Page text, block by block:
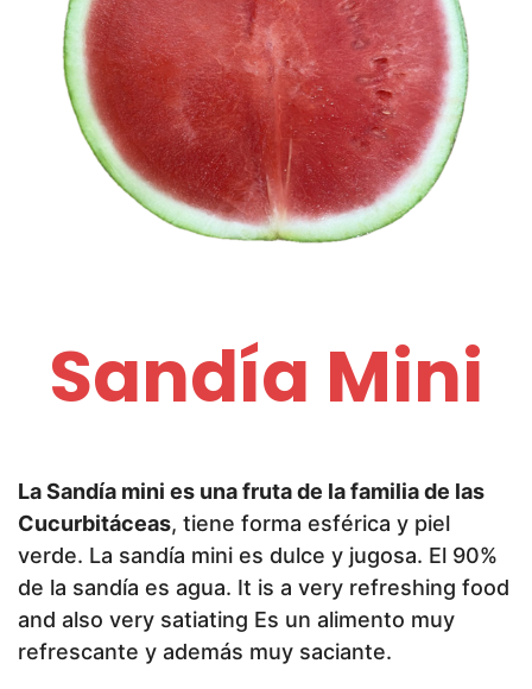
Sandía Mini
La Sandía mini es una fruta de la familia de las
Cucurbitáceas, tiene forma esférica y piel
verde. La sandía mini es dulce y jugosa. El 90%
de la sandía es agua. It is a very refreshing food
and also very satiating Es un alimento muy
refrescante y además muy saciante.